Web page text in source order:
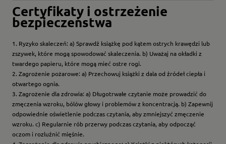
Certyfikaty i ostrzeżenie
bezpieczeństwa
1. Ryzyko skaleczeń: a) Sprawdź książkę pod kątem ostrych krawędzi lub
zszywek, które mogą spowodować skaleczenia. b) Uważaj na okładki z
twardego papieru, które mogą mieć ostre rogi.
2. Zagrożenie pożarowe: a) Przechowuj książki z dala od źródeł ciepła i
otwartego ognia.
3. Zagrożenie dla zdrowia: a) Długotrwałe czytanie może prowadzić do
zmęczenia wzroku, bólów głowy i problemów z koncentracją. b) Zapewnij
odpowiednie oświetlenie podczas czytania, aby zmniejszyć zmęczenie
wzroku. c) Regularnie rób przerwy podczas czytania, aby odpocząć
oczom i rozluźnić mięśnie.